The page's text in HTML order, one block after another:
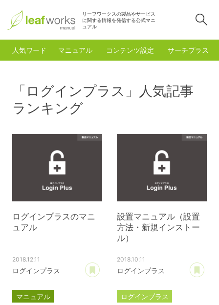
リーフワークスの製品やサービス
に関する情報を発信する公式マニ
ュアル
人気ワード マニュアル コンテンツ設定 サーチプラスfor
「ログインプラス」人気記事
ランキング
ログインプラスのマニ
ュアル
2018.12.11
ログインプラス
あとで読む
マニュアル
設置マニュアル（設置
方法・新規インストー
ル）
2018.10.11
ログインプラス
ログインプラス